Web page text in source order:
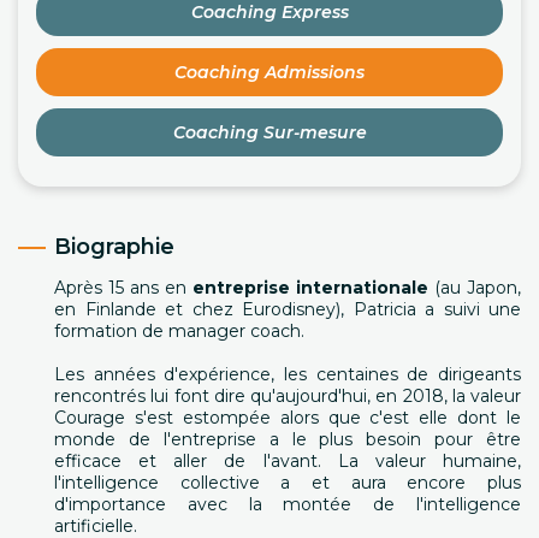
Coaching Express
Coaching Admissions
Coaching Sur-mesure
Biographie
Après 15 ans en entreprise internationale (au Japon,
en Finlande et chez Eurodisney), Patricia a suivi une
formation de manager coach.
Les années d'expérience, les centaines de dirigeants
rencontrés lui font dire qu'aujourd'hui, en 2018, la valeur
Courage s'est estompée alors que c'est elle dont le
monde de l'entreprise a le plus besoin pour être
efficace et aller de l'avant. La valeur humaine,
l'intelligence collective a et aura encore plus
d'importance avec la montée de l'intelligence
artificielle.